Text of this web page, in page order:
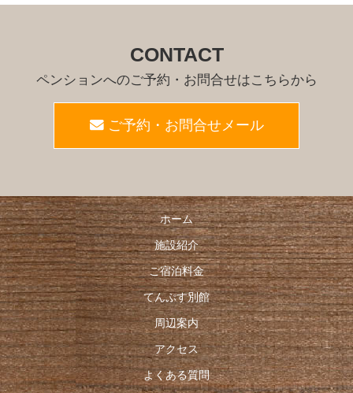
CONTACT
ペンションへのご予約・お問合せはこちらから
ご予約・お問合せメール
ホーム
施設紹介
ご宿泊料金
てんぷす別館
周辺案内
アクセス
よくある質問